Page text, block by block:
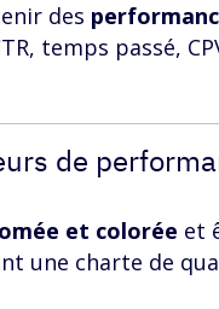
des
temps passé,
de
et colorée et
une charte de